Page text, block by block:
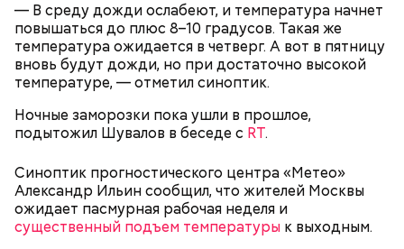
— В среду дожди ослабеют, и температура начнет
повышаться до плюс 8–10 градусов. Такая же
температура ожидается в четверг. А вот в пятницу
вновь будут дожди, но при достаточно высокой
температуре, — отметил синоптик.
Ночные заморозки пока ушли в прошлое,
подытожил Шувалов в беседе с RT.
Синоптик прогностического центра «Метео»
Александр Ильин сообщил, что жителей Москвы
ожидает пасмурная рабочая неделя и
существенный подъем температуры к выходным.
В разделе «Каталог» представлены все
предложения партнеров. В нем можно включить
сортировку по типам льготы, интересующим
товарам и услугам, брендам, станциям метро и
Маршрут зеленого кольца проходит через: